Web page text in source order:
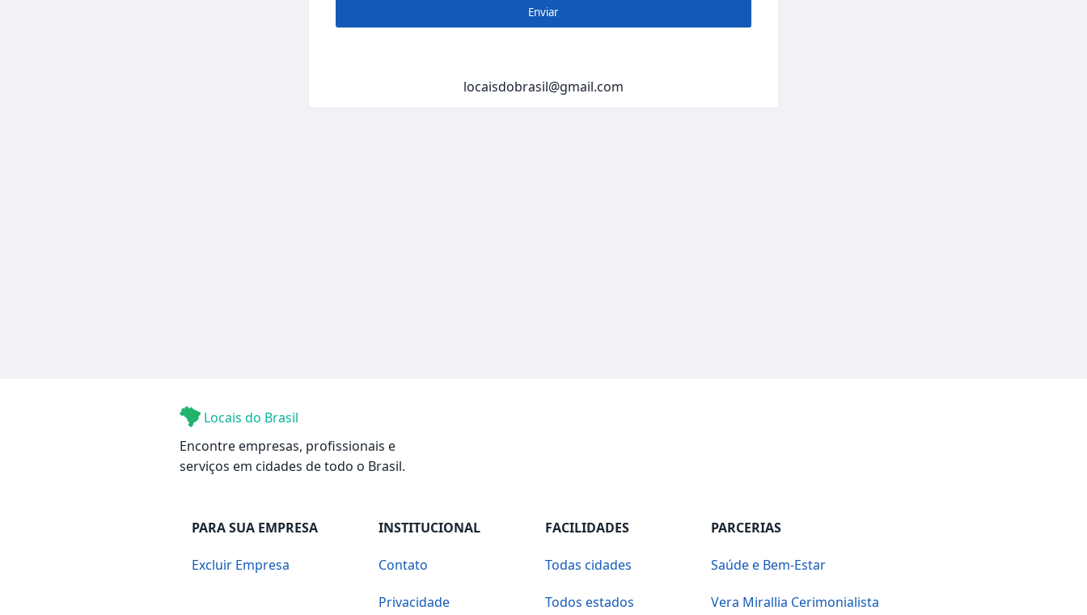
Enviar
locaisdobrasil@gmail.com
Locais do Brasil
Encontre empresas, profissionais e
serviços em cidades de todo o Brasil.
PARA SUA EMPRESA
Excluir Empresa
INSTITUCIONAL
Contato
Privacidade
FACILIDADES
Todas cidades
Todos estados
PARCERIAS
Saúde e Bem-Estar
Vera Mirallia Cerimonialista